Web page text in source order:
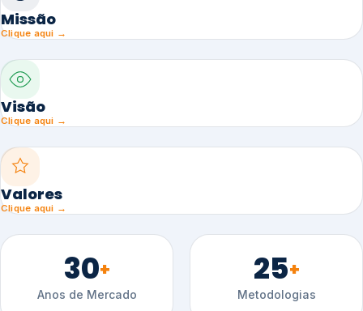
Missão
Clique aqui →
Visão
Clique aqui →
Valores
Clique aqui →
30+
Anos de Mercado
25+
Metodologias